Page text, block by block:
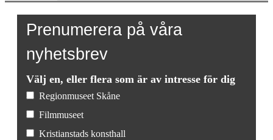
Prenumerera på våra
nyhetsbrev
Välj en, eller flera som är av intresse för dig
Regionmuseet Skåne
Filmmuseet
Kristianstads konsthall